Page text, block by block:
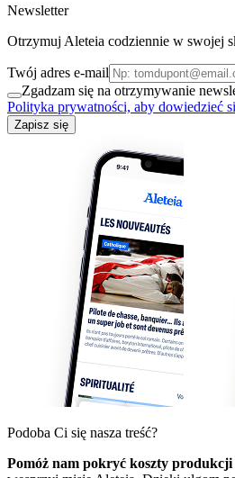
Newsletter
Otrzymuj Aleteia codziennie w swojej
Twój adres e-mail
Zgadzam się na otrzymywanie
Polityka prywatności, aby dowiedzieć
Zapisz się
Podoba Ci się nasza treść?
Pomóż nam pokryć koszty produkcji